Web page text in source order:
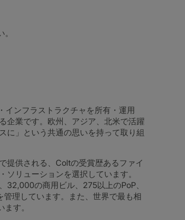
インフラストラクチャを所有・運用
企業です。欧州、アジア、北米で活躍
に」という共通の思いを持って取り組
提供される、Coltの受賞歴あるファイ
リューションを選択しています。
32,000の商用ビル、275以上のPoP、
理しています。また、世界で最も相
す。